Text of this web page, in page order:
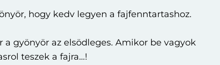
hogy kedv legyen a fajfenntartashoz.
gyönyör az elsödleges. Amikor be vagyok
teszek a fajra…!